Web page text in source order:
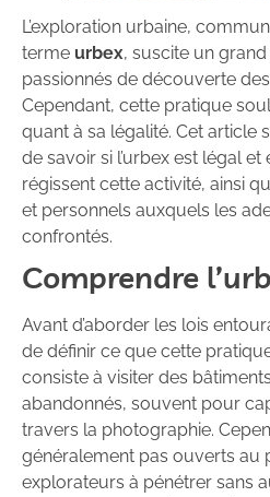
L’exploration urbaine,
terme urbex, suscite un
passionnés de découverte
Cependant, cette pratique
quant à sa légalité. Cet article
de savoir si l’urbex est légal
régissent cette activité, ainsi
et personnels auxquels les
confrontés.
Comprendre
Avant d’aborder les lois
de définir ce que cette
consiste à visiter des
abandonnés, souvent pour
travers la photographie.
généralement pas ouverts au
explorateurs à pénétrer sans